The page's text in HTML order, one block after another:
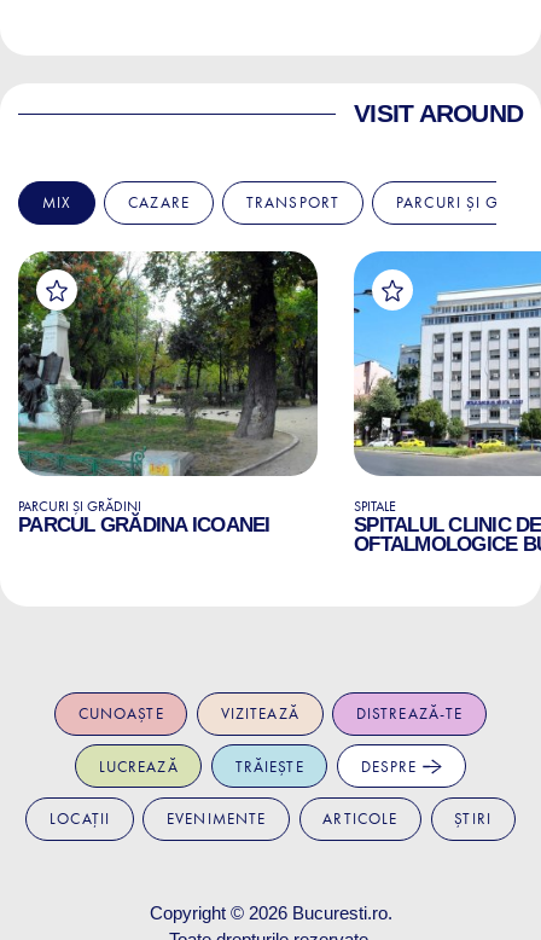
VISIT AROUND
MIX CAZARE TRANSPORT PARCURI ȘI
PARCURI ȘI GRĂDINI
PARCUL GRĂDINA ICOANEI
SPITALE
SPITALUL CLINIC
OFTALMOLOGICE
CUNOAȘTE VIZITEAZĂ DISTREAZĂ-TE
LUCREAZĂ TRĂIEȘTE DESPRE
LOCAȚII EVENIMENTE ARTICOLE ȘTIRI
Copyright © 2026 Bucuresti.ro.